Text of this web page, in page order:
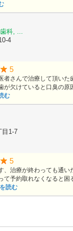
科, ...
4
5
者さんで治療して頂いた
が欠けていると口臭の原
む
目1-7
5
、治療が終わっても通い
て予約取れなくなると困
読む